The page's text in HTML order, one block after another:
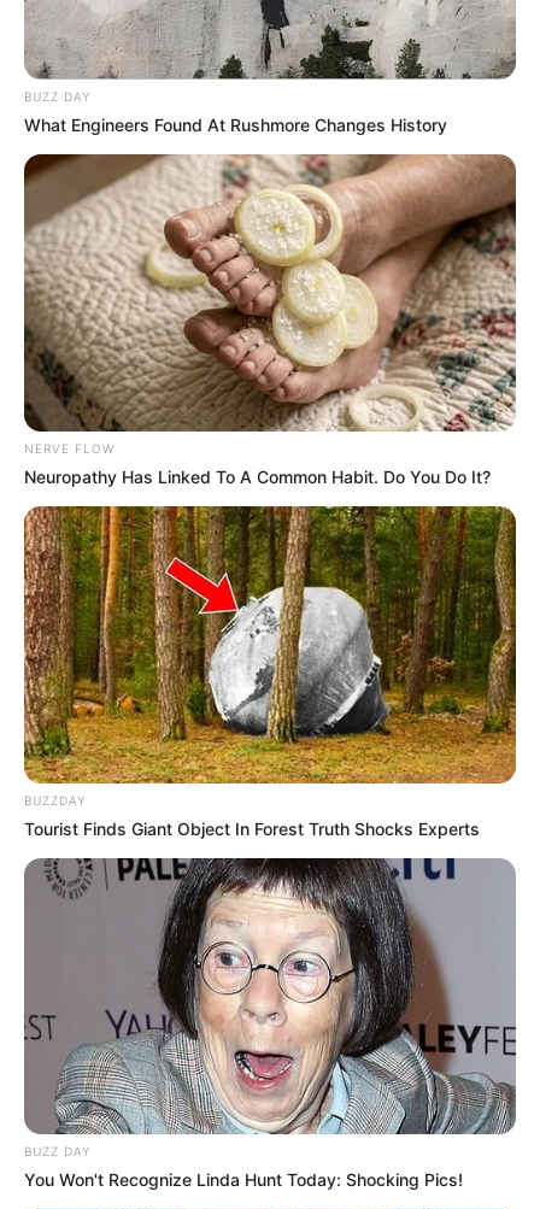
BUZZ DAY
What Engineers Found At Rushmore Changes History
NERVE FLOW
Neuropathy Has Linked To A Common Habit. Do You Do It?
BUZZDAY
Tourist Finds Giant Object In Forest Truth Shocks Experts
BUZZ DAY
You Won't Recognize Linda Hunt Today: Shocking Pics!